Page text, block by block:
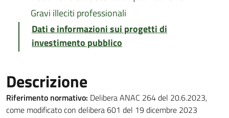
Gravi illeciti professionali
Dati e informazioni sui progetti di
investimento pubblico
Descrizione
Riferimento normativo: Delibera ANAC 264 del 20.6.2023,
come modificato con delibera 601 del 19 dicembre 2023